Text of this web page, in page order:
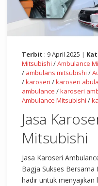
Terbit : 9 April 2025 | Kat
Mitsubishi /Ambulance
/ ambulans mitsubishi /
/karoseri /karoseri
ambulance /karoseri
Ambulance Mitsubishi /
Jasa
Mitsubishi
Jasa Karoseri
Bagja Sukses Bersama
hadir untuk menyajikan